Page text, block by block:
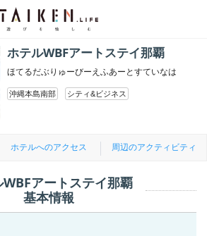
ホテルWBFアートステイ那覇
ほてるだぶりゅーびーえふあーとすていなは
沖縄本島南部 シティ&ビジネス
ホテルへのアクセス 周辺のアクティビティ
アートステイ那覇
基本情報